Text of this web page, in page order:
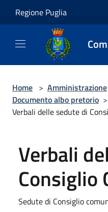
Regione Puglia
Home > Amministrazione
Documento albo pretorio >
Verbali delle sedute di
Verbali
Consiglio
Sedute di Consiglio